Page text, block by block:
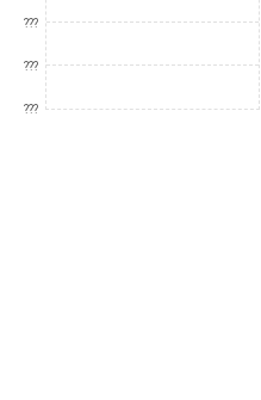
???
???
???